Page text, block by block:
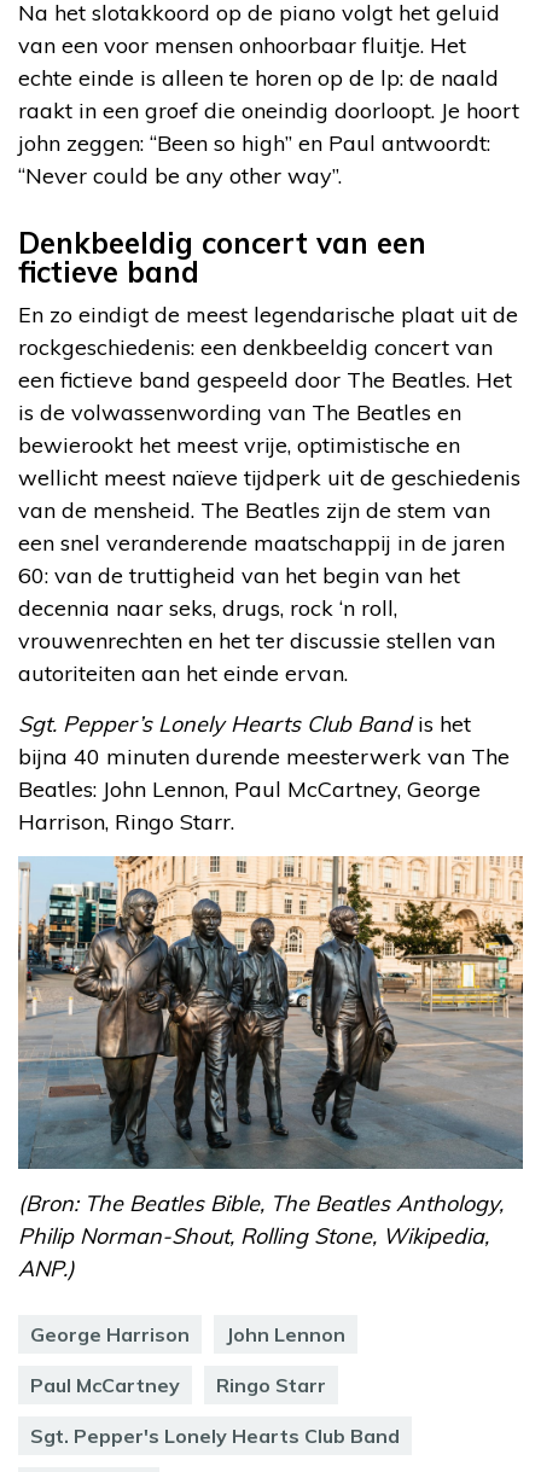
Na het slotakkoord op de piano volgt het geluid
van een voor mensen onhoorbaar fluitje. Het
echte einde is alleen te horen op de lp: de naald
raakt in een groef die oneindig doorloopt. Je hoort
john zeggen: “Been so high” en Paul antwoordt:
“Never could be any other way”.
Denkbeeldig concert van een
fictieve band
En zo eindigt de meest legendarische plaat uit de
rockgeschiedenis: een denkbeeldig concert van
een fictieve band gespeeld door The Beatles. Het
is de volwassenwording van The Beatles en
bewierookt het meest vrije, optimistische en
wellicht meest naïeve tijdperk uit de geschiedenis
van de mensheid. The Beatles zijn de stem van
een snel veranderende maatschappij in de jaren
60: van de truttigheid van het begin van het
decennia naar seks, drugs, rock ‘n roll,
vrouwenrechten en het ter discussie stellen van
autoriteiten aan het einde ervan.
Sgt. Pepper’s Lonely Hearts Club Bandis het
bijna 40 minuten durende meesterwerk van The
Beatles: John Lennon, Paul McCartney, George
Harrison, Ringo Starr.
(Bron: The Beatles Bible, The Beatles Anthology,
Philip Norman-Shout, Rolling Stone, Wikipedia,
ANP.)
George Harrison John Lennon
Paul McCartney Ringo Starr
Sgt. Pepper's Lonely Hearts Club Band